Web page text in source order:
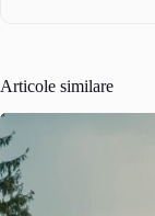
Articole similare